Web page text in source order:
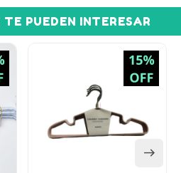
TE PUEDEN INTERESAR